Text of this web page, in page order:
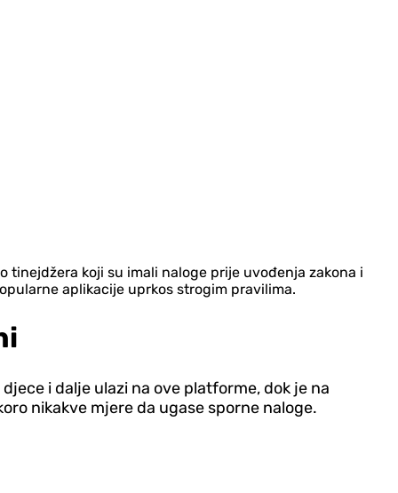
tinejdžera koji su imali naloge prije uvođenja zakona i
aplikacije uprkos strogim pravilima.
i dalje ulazi na ove platforme, dok je na
nikakve mjere da ugase sporne naloge.